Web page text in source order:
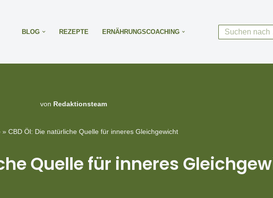
BLOG REZEPTE ERNÄHRUNGSCOACHING
von Redaktionsteam
» CBD Öl: Die natürliche Quelle für inneres Gleichgewicht
Quelle für inneres